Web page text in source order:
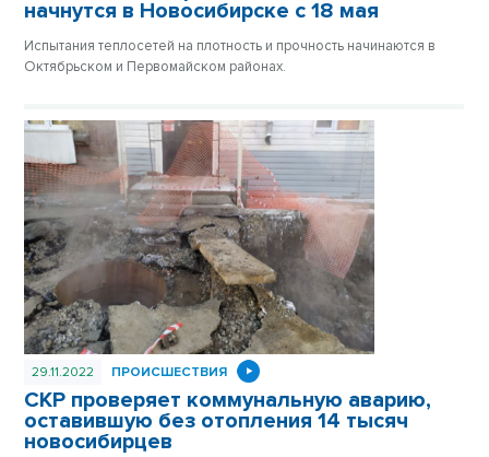
начнутся в Новосибирске с 18 мая
Испытания теплосетей на плотность и прочность начинаются в
Октябрьском и Первомайском районах.
29.11.2022 ПРОИСШЕСТВИЯ
СКР проверяет коммунальную аварию,
оставившую без отопления 14 тысяч
новосибирцев